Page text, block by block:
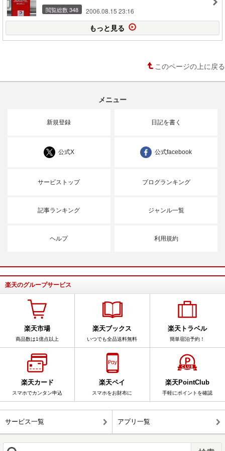
閲覧総数 348 2006.08.15 23:16
もっと見る
このページの上に戻る
メニュー
新規登録 日記を書く
公式X 公式facebook
サービストップ ブログランキング
記事ランキング ジャンル一覧
ヘルプ 利用規約
楽天のグループサービス
楽天市場
商品数は1億点以上
楽天ブックス
いつでも全品送料無料
楽天トラベル
簡単宿泊予約！
楽天カード
スマホでカンタン申込
楽天ペイ
スマホをお財布に
楽天PointClub
手軽にポイントを確認
サービス一覧 アプリ一覧